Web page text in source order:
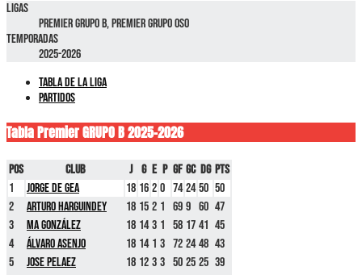
Ligas
Premier GRUPO B, Premier GRUPO OSO
Temporadas
2025-2026
Tabla de la liga
Partidos
Tabla Premier GRUPO B 2025-2026
Pos Club J G E P GF GC DG Pts
1
Jorge De Gea 18 16 2 0 74 24 50 50
2
Arturo Harguindey 18 15 2 1 69 9 60 47
3
MA González 18 14 3 1 58 17 41 45
4
Álvaro Asenjo 18 14 1 3 72 24 48 43
5
Jose Pelaez 18 12 3 3 50 25 25 39